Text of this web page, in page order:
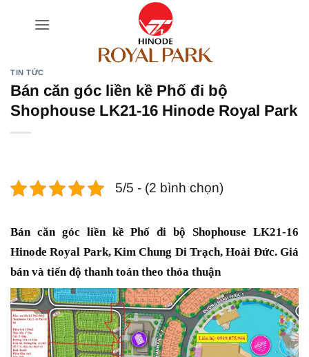
TIN TỨC
Bán căn góc liền kề Phố đi bộ
Shophouse LK21-16 Hinode Royal Park
5/5 - (2 bình chọn)
Bán căn góc liền kề Phố đi bộ Shophouse LK21-16
Hinode Royal Park, Kim Chung Di Trạch, Hoài Đức. Giá
bán và tiến độ thanh toán theo thỏa thuận